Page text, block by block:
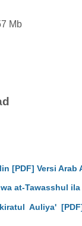
Mb
[PDF] Versi Arab
at-Tawasshul
Auliya'